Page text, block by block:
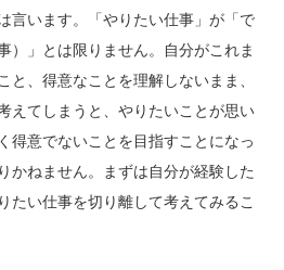
言います。「やりたい仕事」が「で
）」とは限りません。自分がこれま
と、得意なことを理解しないまま、
えてしまうと、やりたいことが思い
得意でないことを目指すことになっ
かねません。まずは自分が経験した
たい仕事を切り離して考えてみるこ